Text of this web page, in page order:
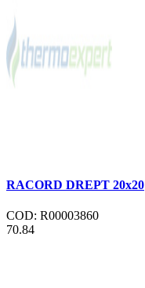
RACORD DREPT 20x20
COD: R00003860
70.84